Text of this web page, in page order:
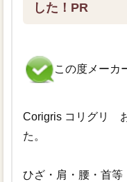
した！PR
この度メーカ
Corigris コリグリ
た。
ひざ・肩・腰・首